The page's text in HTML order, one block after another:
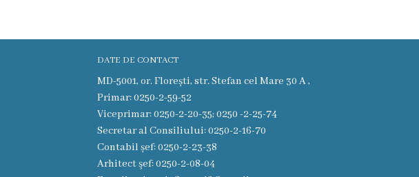
DATE DE CONTACT
MD-5001, or. Florești, str. Stefan cel Mare 30 A ,
Primar: 0250-2-59-52
Viceprimar: 0250-2-20-35; 0250 -2-25-74
Secretar al Consiliului: 0250-2-16-70
Contabil șef: 0250-2-23-38
Arhitect şef: 0250-2-08-04